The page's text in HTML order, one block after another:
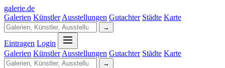
galerie.de
Galerien Künstler Ausstellungen Gutachter Städte Karte
→
Eintragen Login
Galerien Künstler Ausstellungen Gutachter Städte Karte
→